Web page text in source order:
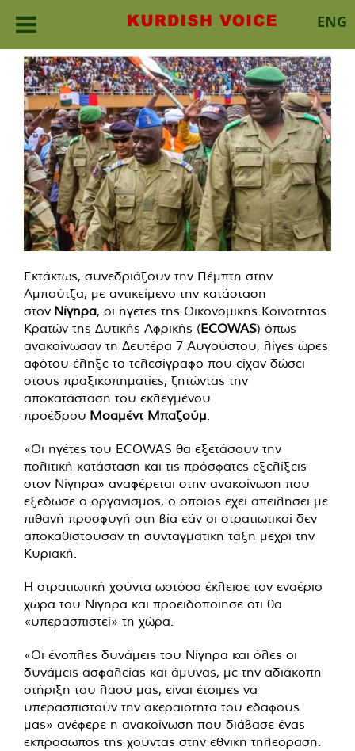
ENG
Skip
content
Εκτάκτως, συνεδριάζουν την Πέμπτη στην
Αμπούτζα, με αντικείμενο την κατάσταση
στον Νίγηρα, οι ηγέτες της Οικονομικής Κοινότητας
Κρατών της Δυτικής Αφρικής (ECOWAS) όπως
ανακοίνωσαν τη Δευτέρα 7 Αυγούστου, λίγες ώρες
αφότου έληξε το τελεσίγραφο που είχαν δώσει
στους πραξικοπηματίες, ζητώντας την
αποκατάσταση του εκλεγμένου
προέδρου Μοαμέντ Μπαζούμ.
«Οι ηγέτες του ECOWAS θα εξετάσουν την
πολιτική κατάσταση και τις πρόσφατες εξελίξεις
στον Νίγηρα» αναφέρεται στην ανακοίνωση που
εξέδωσε ο οργανισμός, ο οποίος έχει απειλήσει με
πιθανή προσφυγή στη βία εάν οι στρατιωτικοί δεν
αποκαθιστούσαν τη συνταγματική τάξη μέχρι την
Κυριακή.
Η στρατιωτική χούντα ωστόσο έκλεισε τον εναέριο
χώρα του Νίγηρα και προειδοποίησε ότι θα
«υπερασπιστεί» τη χώρα.
«Οι ένοπλες δυνάμεις του Νίγηρα και όλες οι
δυνάμεις ασφαλείας και άμυνας, με την αδιάκοπη
στήριξη του λαού μας, είναι έτοιμες να
υπερασπιστούν την ακεραιότητα του εδάφους
μας» ανέφερε η ανακοίνωση που διάβασε ένας
εκπρόσωπος της χούντας στην εθνική τηλεόραση.